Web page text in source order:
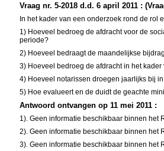
Vraag nr. 5-2018 d.d. 6 april 2011 :
In het kader van een onderzoek rond de rol
1) Hoeveel bedroeg de afdracht voor de
periode?
2) Hoeveel bedraagt de maandelijkse
3) Hoeveel bedroeg de afdracht in het
4) Hoeveel notarissen droegen jaarlijks bij
5) Hoe evalueert en de duidt de geachte
Antwoord ontvangen op 11 mei 2011 :
1). Geen informatie beschikbaar binnen het
2). Geen informatie beschikbaar binnen het
3). Geen informatie beschikbaar binnen het